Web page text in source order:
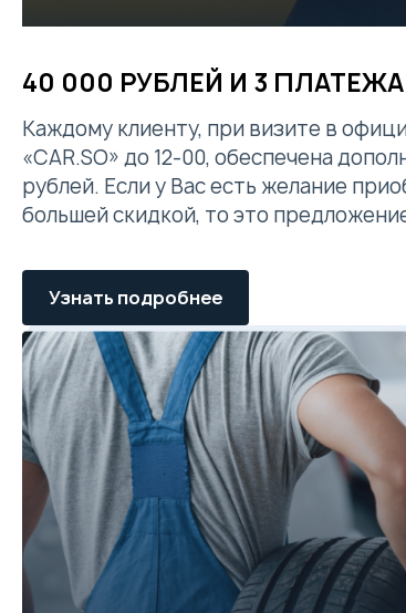
40 000 РУБЛЕЙ И 3
Каждому клиенту, при визите в
«CAR.SO» до 12-00, обеспечена
рублей. Если у Вас есть желание
большей скидкой, то это
Узнать подробнее